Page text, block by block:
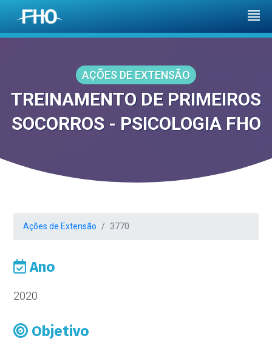
AÇÕES DE EXTENSÃO
TREINAMENTO DE PRIMEIROS
SOCORROS - PSICOLOGIA FHO
Ações de Extensão 3770
Ano
2020
Objetivo